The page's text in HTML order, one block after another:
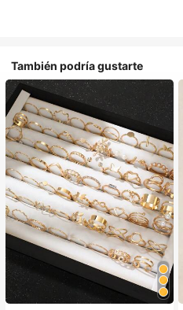
También podría gustarte